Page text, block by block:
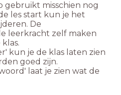
gebruikt misschien nog
les start kun je het
De
leerkracht zelf maken
kun je de klas laten zien
laat je zien wat de